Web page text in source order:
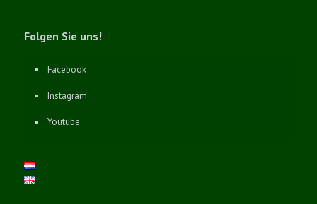
Folgen Sie uns!
Facebook
Instagram
Youtube